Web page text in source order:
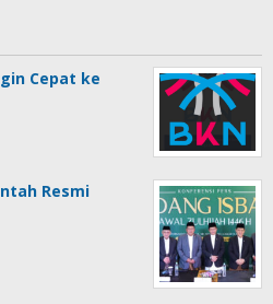
Cepat ke
Resmi